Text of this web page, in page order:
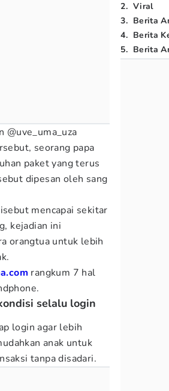
@uve_uma_uza
seorang papa
paket yang terus
dipesan oleh sang
mencapai sekitar
kejadian ini
orangtua untuk lebih
rangkum 7 hal
selalu login
login agar lebih
anak untuk
tanpa disadari.
2. Viral
3. Berita
4. Berita
5. Berita